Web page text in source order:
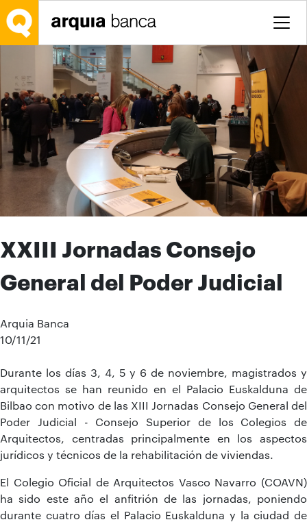
Saltar al contenido principal
XXIII Jornadas Consejo
General del Poder Judicial
Arquia Banca
10/11/21
Durante los días 3, 4, 5 y 6 de noviembre, magistrados y
arquitectos se han reunido en el Palacio Euskalduna de
Bilbao con motivo de las XIII Jornadas Consejo General del
Poder Judicial - Consejo Superior de los Colegios de
Arquitectos, centradas principalmente en los aspectos
jurídicos y técnicos de la rehabilitación de viviendas.
El Colegio Oficial de Arquitectos Vasco Navarro (COAVN)
ha sido este año el anfitrión de las jornadas, poniendo
durante cuatro días el Palacio Euskalduna y la ciudad de